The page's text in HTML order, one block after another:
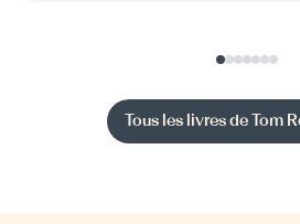
Tous les livres deTom